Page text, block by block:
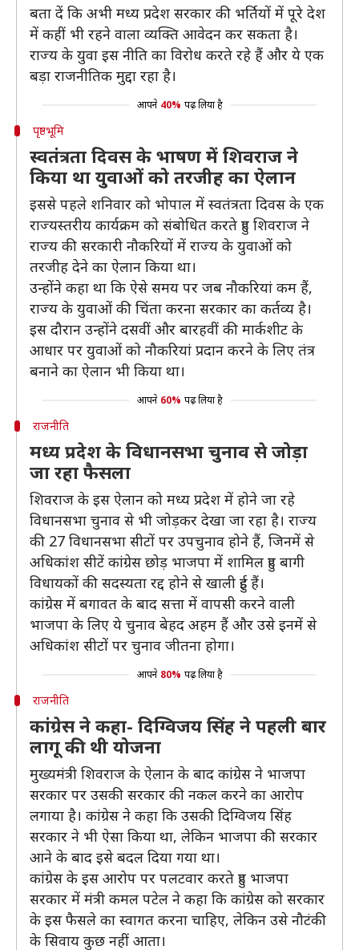
बता दें कि अभी मध्य प्रदेश सरकार की भर्तियों में पूरे देश
में कहीं भी रहने वाला व्यक्ति आवेदन कर सकता है।
राज्य के युवा इस नीति का विरोध करते रहे हैं और ये एक
बड़ा राजनीतिक मुद्दा रहा है।
आपने 40% पढ़ लिया है
पृष्ठभूमि
स्वतंत्रता दिवस के भाषण में शिवराज ने
किया था युवाओं को तरजीह का ऐलान
इससे पहले शनिवार को भोपाल में स्वतंत्रता दिवस के एक
राज्यस्तरीय कार्यक्रम को संबोधित करते हुए शिवराज ने
राज्य की सरकारी नौकरियों में राज्य के युवाओं को
तरजीह देने का ऐलान किया था।
उन्होंने कहा था कि ऐसे समय पर जब नौकरियां कम हैं,
राज्य के युवाओं की चिंता करना सरकार का कर्तव्य है।
इस दौरान उन्होंने दसवीं और बारहवीं की मार्कशीट के
आधार पर युवाओं को नौकरियां प्रदान करने के लिए तंत्र
बनाने का ऐलान भी किया था।
आपने 60% पढ़ लिया है
राजनीति
मध्य प्रदेश के विधानसभा चुनाव से जोड़ा
जा रहा फैसला
शिवराज के इस ऐलान को मध्य प्रदेश में होने जा रहे
विधानसभा चुनाव से भी जोड़कर देखा जा रहा है। राज्य
की 27 विधानसभा सीटों पर उपचुनाव होने हैं, जिनमें से
अधिकांश सीटें कांग्रेस छोड़ भाजपा में शामिल हुए बागी
विधायकों की सदस्यता रद्द होने से खाली हुई हैं।
कांग्रेस में बगावत के बाद सत्ता में वापसी करने वाली
भाजपा के लिए ये चुनाव बेहद अहम हैं और उसे इनमें से
अधिकांश सीटों पर चुनाव जीतना होगा।
आपने 80% पढ़ लिया है
राजनीति
कांग्रेस ने कहा- दिग्विजय सिंह ने पहली बार
लागू की थी योजना
मुख्यमंत्री शिवराज के ऐलान के बाद कांग्रेस ने भाजपा
सरकार पर उसकी सरकार की नकल करने का आरोप
लगाया है। कांग्रेस ने कहा कि उसकी दिग्विजय सिंह
सरकार ने भी ऐसा किया था, लेकिन भाजपा की सरकार
आने के बाद इसे बदल दिया गया था।
कांग्रेस के इस आरोप पर पलटवार करते हुए भाजपा
सरकार में मंत्री कमल पटेल ने कहा कि कांग्रेस को सरकार
के इस फैसले का स्वागत करना चाहिए, लेकिन उसे नौटंकी
के सिवाय कुछ नहीं आता।